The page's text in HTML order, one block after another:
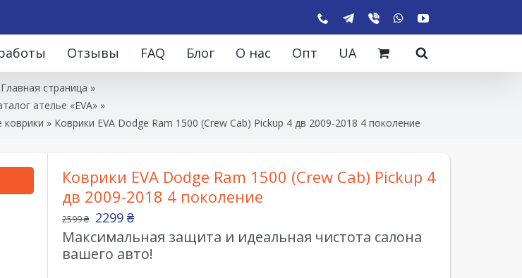
Отзывы FAQ Блог О нас Опт UA
Главная страница »
ателье «EVA» »
коврики » Коврики EVA Dodge Ram 1500 (Crew Cab) Pickup 4 дв 2009-2018 4 поколение
Коврики EVA Dodge Ram 1500 (Crew Cab) Pickup 4
дв 2009-2018 4 поколение
2599₴ 2299 ₴
Максимальная защита и идеальная чистота салона
вашего авто!